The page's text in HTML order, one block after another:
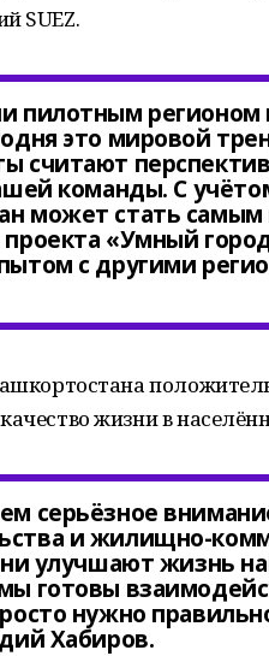
SUEZ.
пилотным регионом
это мировой
считают
команды. С
может стать
«Умный
с другими
жизни в
серьёзное
и жилищно-
улучшают жизнь
готовы
нужно
Хабиров.